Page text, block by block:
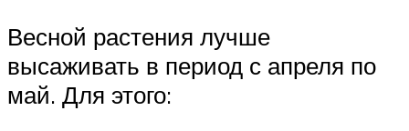
Весной растения лучше
высаживать в период с апреля по
май. Для этого: